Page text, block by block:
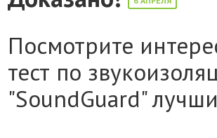
Посмотрите
тест по
"SoundGuard"